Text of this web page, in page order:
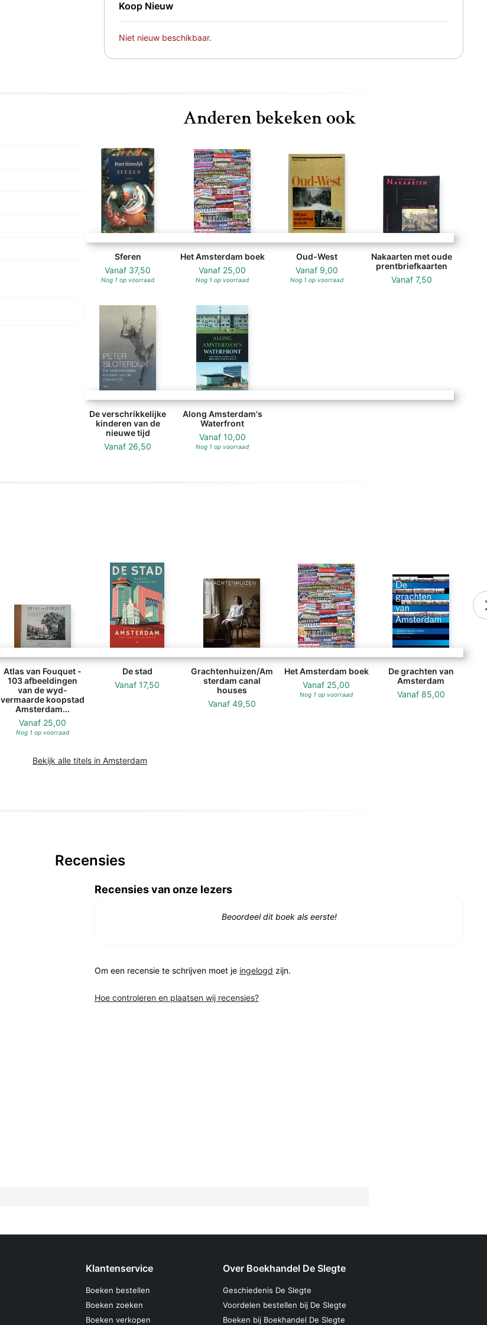
Koop Nieuw
Niet nieuw beschikbaar.
Anderen bekeken ook
Sferen
Vanaf 37,50
Nog 1 op voorraad
Het Amsterdam boek
Vanaf 25,00
Nog 1 op voorraad
Oud-West
Vanaf 9,00
Nog 1 op voorraad
Nakaarten met oude
prentbriefkaarten
Vanaf 7,50
De verschrikkelijke
kinderen van de
nieuwe tijd
Vanaf 26,50
Along Amsterdam's
Waterfront
Vanaf 10,00
Nog 1 op voorraad
Atlas van Fouquet -
103 afbeeldingen
van de wyd-
vermaarde koopstad
Amsterdam...
Vanaf 25,00
Nog 1 op voorraad
De stad
Vanaf 17,50
Grachtenhuizen/Am
sterdam canal
houses
Vanaf 49,50
Het Amsterdam boek
Vanaf 25,00
Nog 1 op voorraad
De grachten van
Amsterdam
Vanaf 85,00
Bekijk alle titels in Amsterdam
Recensies
Recensies van onze lezers
Beoordeel dit boek als eerste!
Om een recensie te schrijven moet je ingelogd zijn.
Hoe controleren en plaatsen wij recensies?
Klantenservice
Boeken bestellen
Boeken zoeken
Boeken verkopen
Over Boekhandel De Slegte
Geschiedenis De Slegte
Voordelen bestellen bij De Slegte
Boeken bij Boekhandel De Slegte